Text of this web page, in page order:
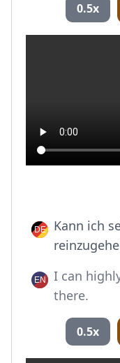
0.5x
Kann ich
I can
there.
0.5x